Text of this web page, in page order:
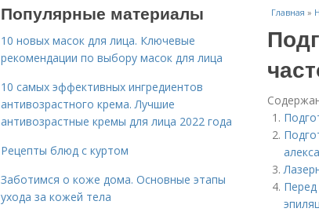
Главная »
Перед
Популярные материалы
10 новых масок для лица. Ключевые
рекомендации по выбору масок для лица
10 самых эффективных ингредиентов
антивозрастного крема. Лучшие
антивозрастные кремы для лица 2022 года
Рецепты блюд с куртом
Заботимся о коже дома. Основные этапы
ухода за кожей тела